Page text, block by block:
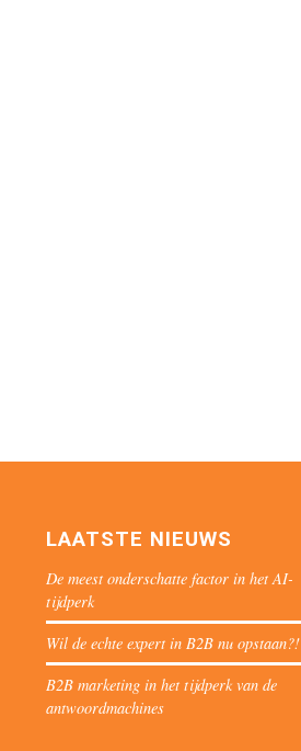
LAATSTE NIEUWS
De meest onderschatte factor in het AI-
tijdperk
Wil de echte expert in B2B nu opstaan?!
B2B marketing in het tijdperk van de
antwoordmachines